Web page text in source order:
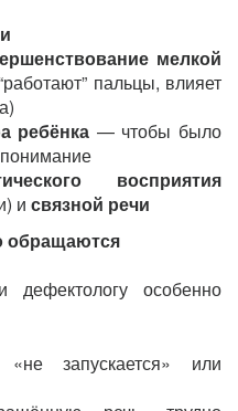
мелкой
пальцы, влияет
ребёнка — чтобы было
понимание
восприятия
и связной речи
обращаются
дефектологу особенно
запускается» или